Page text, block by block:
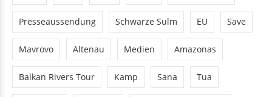
Presseaussendung Schwarze Sulm EU Save
Mavrovo Altenau Medien Amazonas
Balkan Rivers Tour Kamp Sana Tua